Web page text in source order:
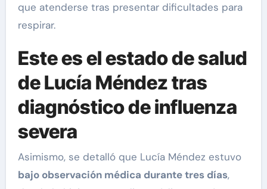
que atenderse tras presentar dificultades para
respirar.
Este es el estado de salud
de Lucía Méndez tras
diagnóstico de influenza
severa
Asimismo, se detalló que Lucía Méndez estuvo
bajo observación médica durante tres días,